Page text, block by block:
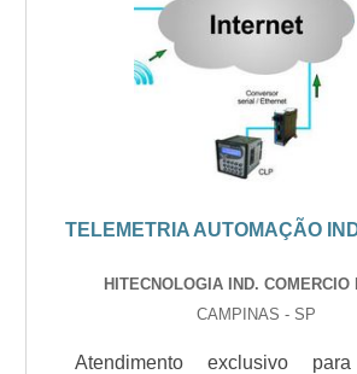
TELEMETRIA AUTOMAÇÃO
HITECNOLOGIA IND. COMERCIO
CAMPINAS - SP
Atendimento exclusivo